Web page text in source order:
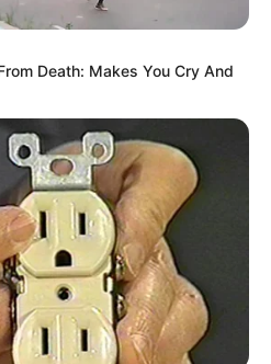
Death: Makes You Cry And